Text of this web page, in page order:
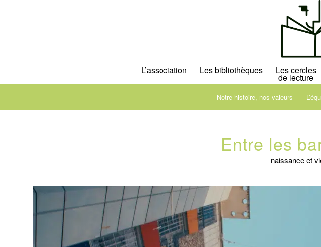
L’association Les bibliothèques Les cercles
de lecture
Notre histoire, nos valeurs
Entre les
naissance et